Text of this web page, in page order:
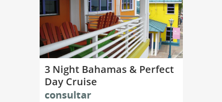
3 Night Bahamas & Perfect
Day Cruise
consultar